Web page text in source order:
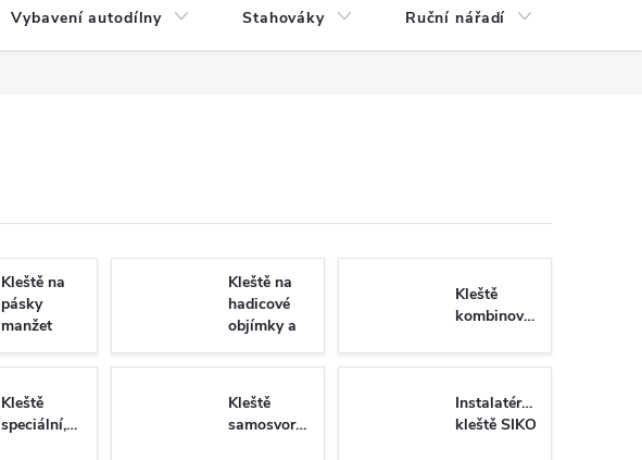
Vybavení autodílny Stahováky Ruční nářadí
Kleště na
pásky
manžet
poloos
Kleště na
hadicové
objímky a
spony
Kleště
kombinované
Kleště
speciální,konektorové,izolační
Kleště
samosvorné
Instalatérské
kleště SIKO